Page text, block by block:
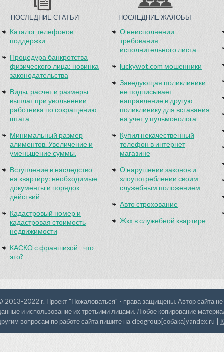
ПОСЛЕДНИЕ СТАТЬИ
Каталог телефонов
поддержки
Процедура банкротства
физического лица: новинка
законодательства
Виды, расчет и размеры
выплат при увольнении
работника по сокращению
штата
Минимальный размер
алиментов. Увеличение и
уменьшение суммы.
Вступление в наследство
на квартиру: необходимые
документы и порядок
действий
Кадастровый номер и
кадастровая стоимость
недвижимости
КАСКО с франшизой - что
это?
ПОСЛЕДНИЕ ЖАЛОБЫ
О неисполнении
требования
исполнительного листа
luckywot.com мошенники
Заведующая поликлиники
не подписывает
направление в другую
поликлинику для вставания
на учет у пульмонолога
Купил некачественный
телефон в интернет
магазине
О нарушении законов и
злоупотреблении своим
служебным положением
Авто строхование
Жкх в служебной квартире
2013-2022 г. Проект "Пожаловаться" - права защищены. Автор сайта не
и использование их третьими лицами. Любое копирование
вопросам по работе сайта пишите на cleogroup[собака]yandex.ru |